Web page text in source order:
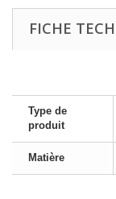
FICHE
Type de
produit
Matière